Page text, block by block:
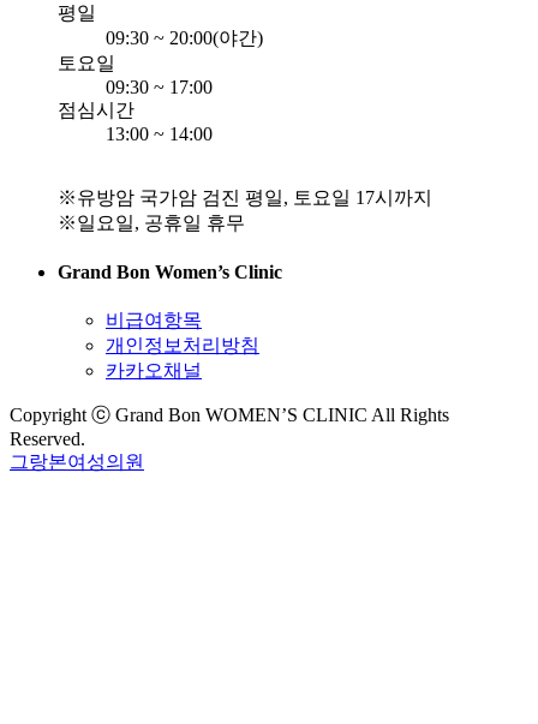
평일
09:30 ~ 20:00(야간)
토요일
09:30 ~ 17:00
점심시간
13:00 ~ 14:00
※유방암 국가암 검진 평일, 토요일 17시까지
※일요일, 공휴일 휴무
Grand Bon Women’s Clinic
비급여항목
개인정보처리방침
카카오채널
Copyright ⓒ Grand Bon WOMEN’S CLINIC All Rights
Reserved.
그랑본여성의원